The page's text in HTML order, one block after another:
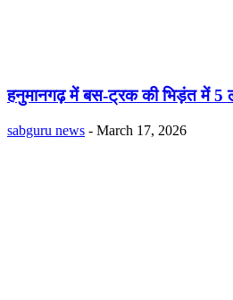
हनुमानगढ़ में बस-ट्रक की भिड़ंत में 5
sabguru news - March 17, 2026